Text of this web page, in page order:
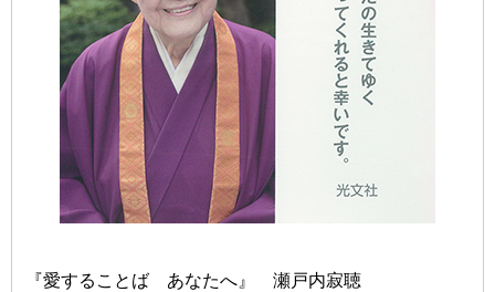
『愛することば あなたへ』 瀬戸内寂聴